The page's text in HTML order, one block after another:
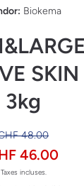
Biokema
3kg
48.00
46.00
Taxes incluses.